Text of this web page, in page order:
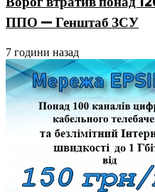
ППО — Генштаб ЗСУ
7 години назад